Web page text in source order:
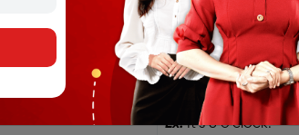
What time is
- It’s _____.
Ex:It’s 8 o’clock.